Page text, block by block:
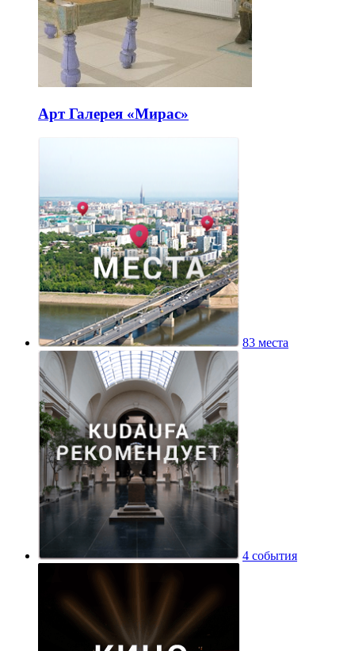
Арт Галерея «Мирас»
83 места
4 события